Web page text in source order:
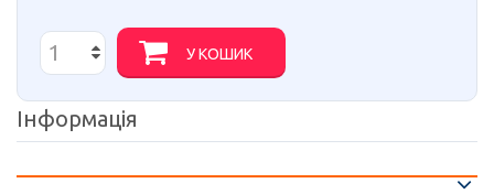
У КОШИК
Інформація